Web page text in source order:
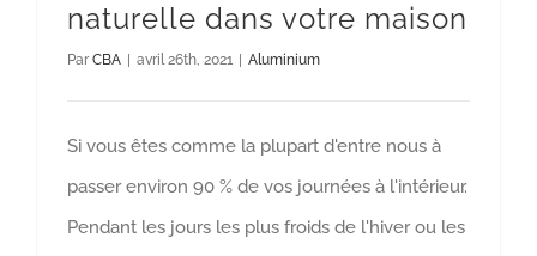
naturelle dans votre maison
Par CBA avril 26th, 2021 Aluminium
Si vous êtes comme la plupart d'entre nous à
passer environ 90 % de vos journées à l'intérieur.
Pendant les jours les plus froids de l'hiver ou les